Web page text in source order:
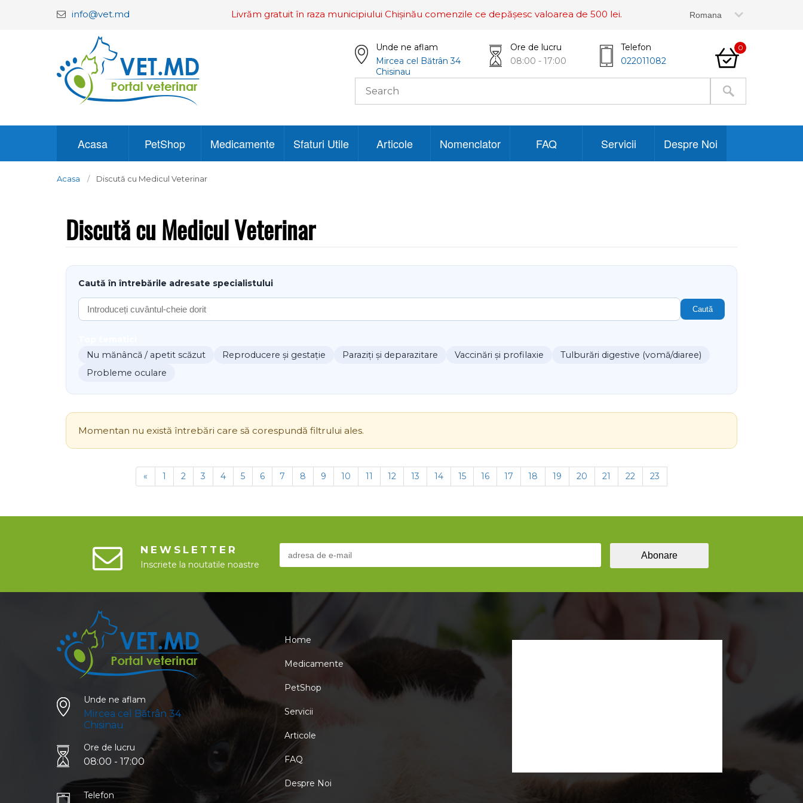
info@vet.md Livrăm gratuit în raza municipiului Chișinău comenzile ce depășesc valoarea de 500 lei.
Unde ne aflam
Mircea cel Bătrân 34
Chisinau
Ore de lucru
08:00 - 17:00
Telefon
022011082
0
Acasa PetShop Medicamente Sfaturi Utile Articole Nomenclator FAQ Servicii Despre Noi
Acasa Discută cu Medicul Veterinar
Discută cu Medicul Veterinar
Caută în întrebările adresate specialistului
Caută
Nu mănâncă / apetit scăzut
Reproducere și gestație Paraziți și deparazitare Vaccinări și profilaxie
Tulburări digestive (vomă/diaree)
Probleme oculare
Momentan nu există întrebări care să corespundă filtrului ales.
« 1 2 3 4 5 6 7 8 9 10 11 12 13 14 15 16 17 18 19 20 21 22 23
NEWSLETTER
Inscriete la noutatile noastre
Unde ne aflam
Mircea cel Bătrân 34
Chisinau
Ore de lucru
08:00 - 17:00
Telefon
Home
Medicamente
PetShop
Servicii
Articole
FAQ
Despre Noi